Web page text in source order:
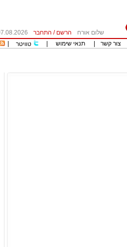
שלום אורח הרשם / התחבר
צור קשר תנאי שימוש טוויטר